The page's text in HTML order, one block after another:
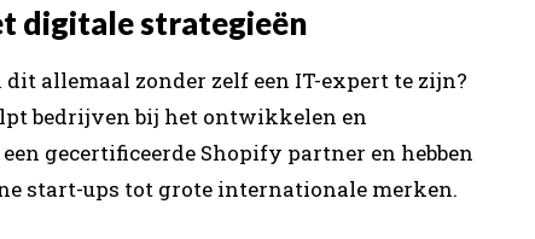
digitale strategieën
allemaal zonder zelf een IT-expert te zijn?
bedrijven bij het ontwikkelen en
een gecertificeerde Shopify partner en hebben
start-ups tot grote internationale merken.